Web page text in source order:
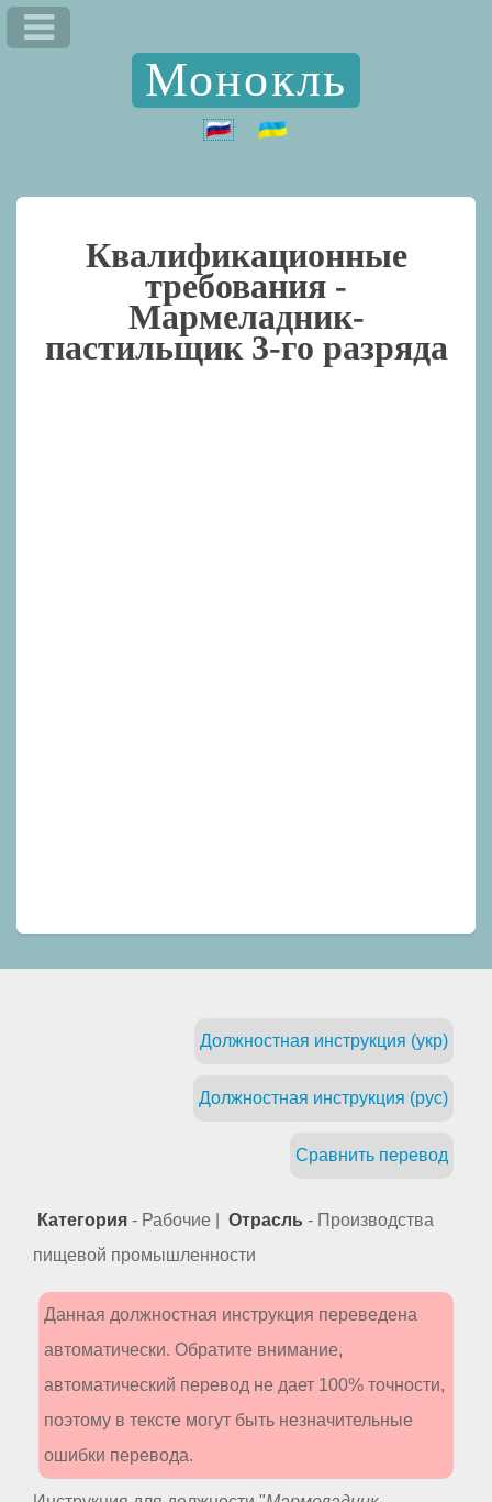
Монокль
Квалификационные
требования -
Мармеладник-
пастильщик 3-го разряда
Должностная инструкция (укр)
Должностная инструкция (рус)
Сравнить перевод
Категория - Рабочие | Отрасль - Производства
пищевой промышленности
Данная должностная инструкция переведена
автоматически. Обратите внимание,
автоматический перевод не дает 100% точности,
поэтому в тексте могут быть незначительные
ошибки перевода.